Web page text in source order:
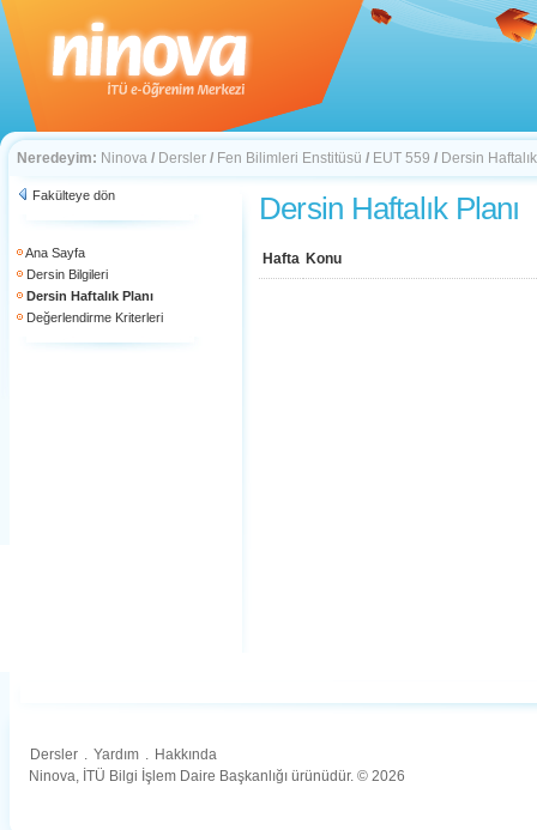
Neredeyim: Ninova / Dersler / Fen Bilimleri Enstitüsü / EUT 559 / Dersin
Fakülteye dön
Ana Sayfa
Dersin Bilgileri
Dersin Haftalık Planı
Değerlendirme Kriterleri
Dersin Haftalık Planı
Hafta Konu
Dersler . Yardım . Hakkında
Ninova, İTÜ Bilgi İşlem Daire Başkanlığı ürünüdür. © 2026